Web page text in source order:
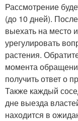
Рассмотрение
(до 10 дней).
выехать на место
урегулировать
растения.
момента
получить ответ о
Также каждый
дне выезда
находится в